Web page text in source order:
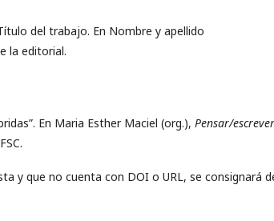
del trabajo. En Nombre y apellido
la editorial.
En Maria Esther Maciel (org.), Pensar/
y que no cuenta con DOI o URL, se consignará